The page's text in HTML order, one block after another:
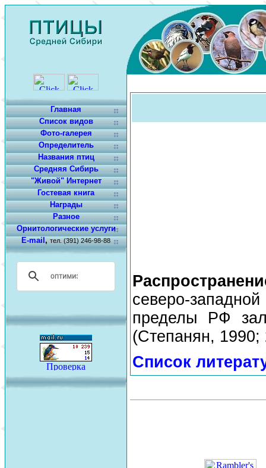
Главная
Список видов
Фото-галерея
Определитель
Названия птиц
Средняя Сибирь
"Живой" Интернет
Гостевая книга
Награды
Разное
Орнитологические услуги
E-mail,тел. (391) 246-98-88
северо-
пределы РФ
(Степанян, 1990;
Список